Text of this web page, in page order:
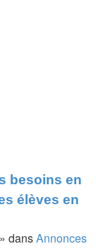
besoins en
élèves en
» dansAnnonces